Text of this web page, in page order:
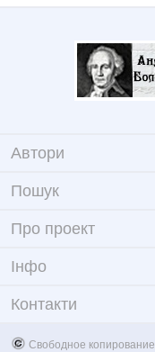
Автори
Пошук
Про проект
Iнфо
Контакти
Свободное копирование